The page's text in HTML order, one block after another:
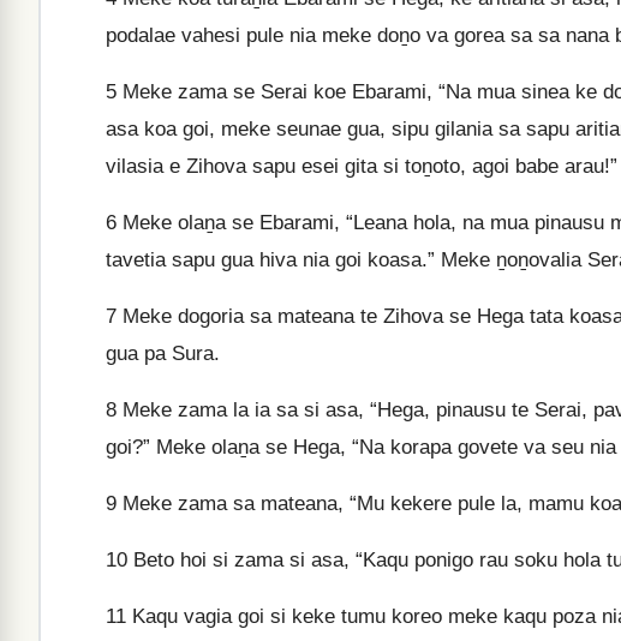
podalae vahesi pule nia meke doṉo va gorea sa sa nana
5 Meke zama se Serai koe Ebarami, “Na mua sinea ke
asa koa goi, meke seunae gua, sipu gilania sa sapu
vilasia e Zihova sapu esei gita si toṉoto, agoi babe
6 Meke olaṉa se Ebarami, “Leana hola, na mua
tavetia sapu gua hiva nia goi koasa.” Meke ṉoṉovalia
7 Meke dogoria sa mateana te Zihova se Hega tata
gua pa Sura.
8 Meke zama la ia sa si asa, “Hega, pinausu te Serai,
goi?” Meke olaṉa se Hega, “Na korapa govete va seu
9 Meke zama sa mateana, “Mu kekere pule la, mamu
10 Beto hoi si zama si asa, “Kaqu ponigo rau soku hola
11 Kaqu vagia goi si keke tumu koreo meke kaqu poza